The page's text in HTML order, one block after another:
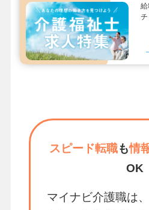
チ
スピード転職も情
OK
マイナビ介護職は